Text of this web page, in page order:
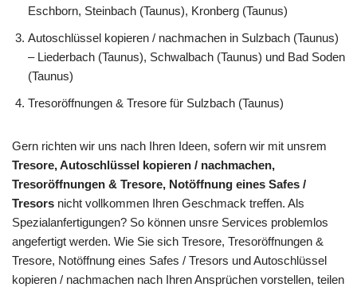
Eschborn, Steinbach (Taunus), Kronberg (Taunus)
Autoschlüssel kopieren / nachmachen in Sulzbach (Taunus)
– Liederbach (Taunus), Schwalbach (Taunus) und Bad Soden
(Taunus)
Tresoröffnungen & Tresore für Sulzbach (Taunus)
Gern richten wir uns nach Ihren Ideen, sofern wir mit unsrem
Tresore, Autoschlüssel kopieren / nachmachen,
Tresoröffnungen & Tresore, Notöffnung eines Safes /
Tresors nicht vollkommen Ihren Geschmack treffen. Als
Spezialanfertigungen? So können unsre Services problemlos
angefertigt werden. Wie Sie sich Tresore, Tresoröffnungen &
Tresore, Notöffnung eines Safes / Tresors und Autoschlüssel
kopieren / nachmachen nach Ihren Ansprüchen vorstellen, teilen